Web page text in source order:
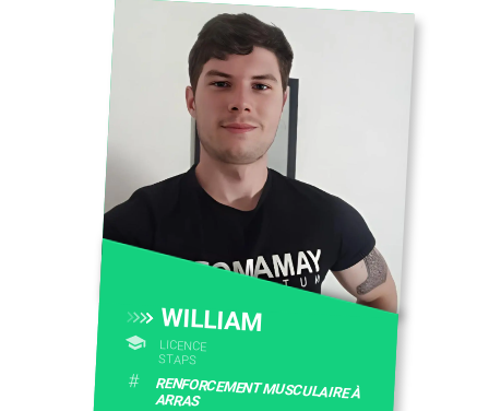
WILLIAM
LICENCE
STAPS
# RENFORCEMENT MUSCULAIRE À
ARRAS